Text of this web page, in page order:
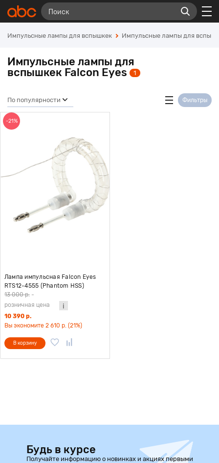
Импульсные лампы для вспышкек Импульсные лампы для
Импульсные лампы для
вспышкек Falcon Eyes
1
По популярности Фильтры
-21%
Лампа импульсная Falcon Eyes
RTS12-4555 (Phantom HSS)
13 000 р. -
розничная цена
10 390 р.
Вы экономите 2 610 р. (21%)
В корзину
Будь в курсе
Получайте информацию о новинках и акциях первыми